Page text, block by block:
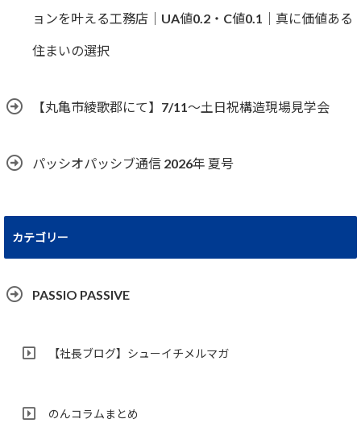
ョンを叶える工務店｜UA値0.2・C値0.1｜真に価値ある
住まいの選択
【丸亀市綾歌郡にて】7/11～土日祝構造現場見学会
パッシオパッシブ通信 2026年 夏号
カテゴリー
PASSIO PASSIVE
【社長ブログ】シューイチメルマガ
のんコラムまとめ